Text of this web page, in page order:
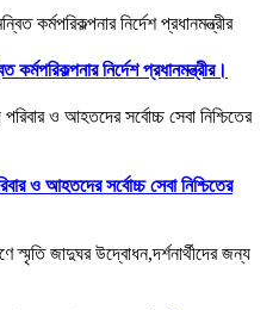
নির্দেশ প্রধানমন্ত্রীর।
ও আহতদের সর্বোচ্চ সেবা নিশ্চিতের